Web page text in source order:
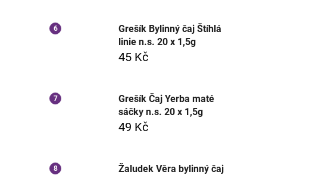
Grešík Bylinný čaj Štíhlá
linie n.s. 20 x 1,5g
45 Kč
Grešík Čaj Yerba maté
sáčky n.s. 20 x 1,5g
49 Kč
Žaludek Věra bylinný čaj